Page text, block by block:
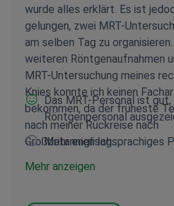
wurde alles erklärt. Es ist
gelungen, zwei MRT-
am selben Tag zu
weiteren Röntgenaufnahmen
MRT-Untersuchung meines
Knies konnte ich keinen
bekommen, da der früheste
nach meiner Rückreise nach
Großbritannien lag.
Das MRT-Personal ist gut,
Röntgenpersonal
Mehr englischsprachiges
Mehr anzeigen